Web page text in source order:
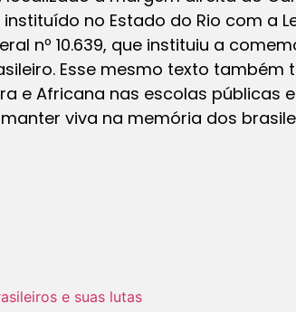
no Estado do Rio com a
nº 10.639, que instituiu a
Esse mesmo texto
e Africana nas escolas públicas
viva na memória dos
e suas lutas